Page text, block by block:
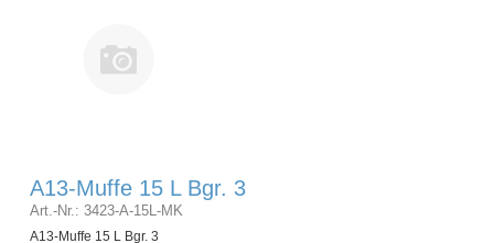
A13-Muffe 15 L Bgr. 3
Art.-Nr.: 3423-A-15L-MK
A13-Muffe 15 L Bgr. 3